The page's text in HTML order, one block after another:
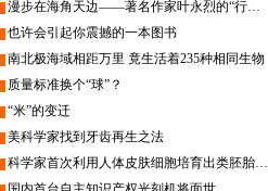
漫步在海角天边——著名作家叶永烈的“行走文学”之旅
也许会引起你震撼的一本图书
南北极海域相距万里 竟生活着235种相同生物
质量标准换个“球”？
“米”的变迁
美科学家找到牙齿再生之法
科学家首次利用人体皮肤细胞培育出类胚胎干细胞